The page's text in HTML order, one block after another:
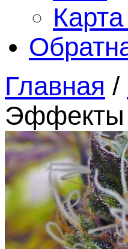
Главная /
Эффекты